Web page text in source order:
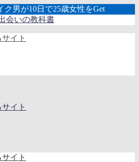
ク男が10日で25歳女性をGet
会いの教科書
イト
イト
イト